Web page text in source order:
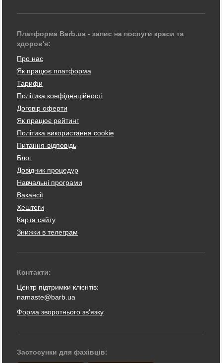
Платформа Barb.ua - запис на послуги краси та
здоров'я:
Про нас
Як працює платформа
Тарифи
Політика конфіденційності
Договір оферти
Як працює рейтинг
Політика використання cookie
Питання-відповідь
Блог
Довідник процедур
Навчальні програми
Вакансії
Хештеги
Карта сайту
Знижки в телеграм
Контакти:
Центр підтримки клієнтів:
namaste@barb.ua
Форма зворотнього зв'язку
Застосунки для фахівців: